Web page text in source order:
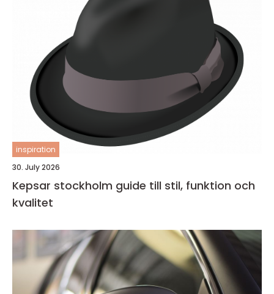
inspiration
30. July 2026
Kepsar stockholm guide till stil, funktion och
kvalitet